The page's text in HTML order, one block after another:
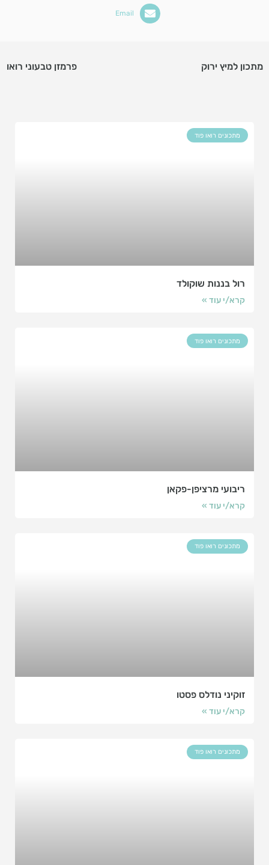
Email
מתכון למיץ ירוק פרמזן טבעוני רואו
מתכונים רואו פוד
רול בננות שוקולד
קרא/י עוד »
מתכונים רואו פוד
ריבועי מרציפן-פקאן
קרא/י עוד »
מתכונים רואו פוד
זוקיני נודלס פסטו
קרא/י עוד »
מתכונים רואו פוד